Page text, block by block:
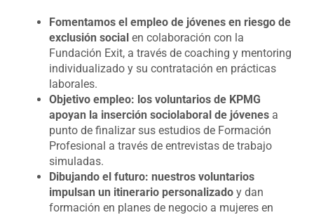
Fomentamos el empleo de jóvenes en riesgo de
exclusión socialen colaboración con la
Fundación Exit, a través de coaching y mentoring
individualizado y su contratación en prácticas
laborales.
Objetivo empleo: los voluntarios de KPMG
apoyan la inserción sociolaboral de jóvenesa
punto de finalizar sus estudios de Formación
Profesional a través de entrevistas de trabajo
simuladas.
Dibujando el futuro: nuestros voluntarios
impulsan un itinerario personalizadoy dan
formación en planes de negocio a mujeres en